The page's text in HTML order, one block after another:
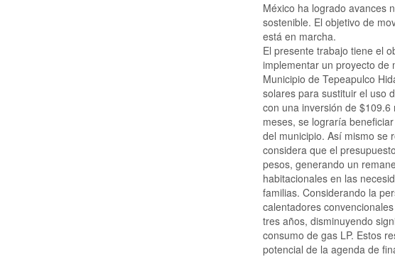
México ha logrado avances
sostenible. El objetivo de
está en marcha.
El presente trabajo tiene el
implementar un proyecto de
Municipio de Tepeapulco
solares para sustituir el uso
con una inversión de
meses, se lograría
del municipio. Así mismo se
considera que el
pesos, generando un
habitacionales en las
familias. Considerando la
calentadores
tres años, disminuyendo
consumo de gas LP. Estos
potencial de la agenda de